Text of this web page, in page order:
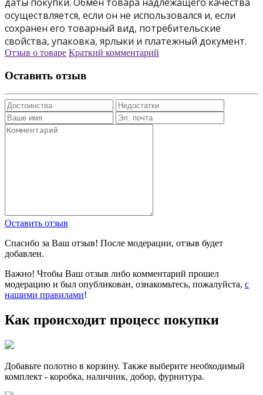
даты покупки. Обмен товара надлежащего качества
осуществляется, если он не использовался и, если
сохранен его товарный вид, потребительские
свойства, упаковка, ярлыки и платежный документ.
Отзыв о товаре Краткий комментарий
Оставить отзыв
Оставить отзыв
Спасибо за Ваш отзыв! После модерации, отзыв будет
добавлен.
Важно! Чтобы Ваш отзыв либо комментарий прошел
модерацию и был опубликован, ознакомьтесь, пожалуйста, с
нашими правилами!
Как происходит процесс покупки
Добавьте полотно в корзину. Также выберите необходимый
комплект - коробка, наличник, добор, фурнитура.